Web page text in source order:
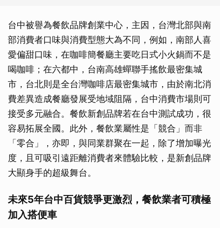
台中被譽為餐飲品牌創業中心，主因，台灣北部與南
部消費者口味與消費型態大為不同，例如，南部人喜
愛偏甜口味，在咖啡簡餐廳主要吃日式小火鍋而不是
喝咖啡；在六都中，台南高雄蟬聯手搖飲最密集城
市，台北則是全台灣咖啡店最密集城市，由於南北消
費差異造成餐廳發展受地域阻隔，台中消費市場則可
接受多元融合。餐飲新創品牌若在台中測試成功，很
容易拓展全國。此外，餐飲業屬性是「競合」而非
「零合」，亦即，與同業群聚在一起，除了增加曝光
度，且可吸引遠距離消費者來體驗比較，是新創品牌
大顯身手的超級舞台。
未來5年台中百貨競爭更激烈，餐飲業者可積極
加入搭便車